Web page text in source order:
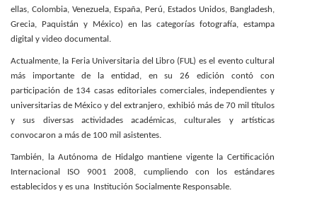
ellas, Colombia, Venezuela, España, Perú, Estados Unidos, Bangladesh,
Grecia, Paquistán y México) en las categorías fotografía, estampa
digital y video documental.
Actualmente, la Feria Universitaria del Libro (FUL) es el evento cultural
más importante de la entidad, en su 26 edición contó con
participación de 134 casas editoriales comerciales, independientes y
universitarias de México y del extranjero, exhibió más de 70 mil títulos
y sus diversas actividades académicas, culturales y artísticas
convocaron a más de 100 mil asistentes.
También, la Autónoma de Hidalgo mantiene vigente la Certificación
Internacional ISO 9001 2008, cumpliendo con los estándares
establecidos y es una Institución Socialmente Responsable.